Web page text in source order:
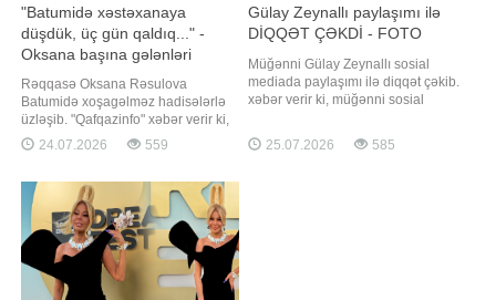
"Batumidə xəstəxanaya
düşdük, üç gün qaldıq..." -
Oksana başına gələnləri
danışdı
Rəqqasə Oksana Rəsulova
Batumidə xoşagəlməz hadisələrlə
üzləşib. "Qafqazinfo" xəbər verir ki,
bu barədə rəqqasə sosial şəbəkə
hesabında paylaşım edib. O ailəsi
tətilində qaldıqları hoteldən
şikayətlənib: "Əgər Batumiyə
getməyi planlaşdırırsınızsa, xüsusil
24.07.2026 559
Gülay Zeynallı paylaşımı ilə
DİQQƏT ÇƏKDİ - FOTO
Müğənni Gülay Zeynallı sosial
mediada paylaşımı ilə diqqət çəkib.
xəbər verir ki, müğənni sosial
paylaşıb. Görüntülərdə Gülay
görünüşü ilə diqqət çəkib. Onun
25.07.2026 585